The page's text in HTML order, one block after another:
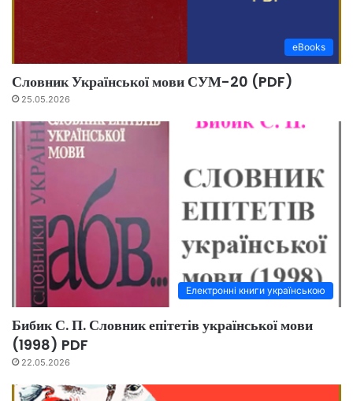
eBooks
Словник Української мови СУМ-20 (PDF)
25.05.2026
Електронні книги українською
Бибик С. П. Словник епітетів української мови
(1998) PDF
22.05.2026